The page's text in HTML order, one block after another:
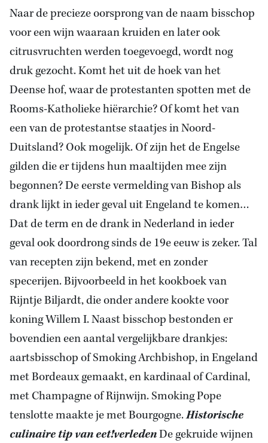
Naar de precieze oorsprong van de naam bisschop
voor een wijn waaraan kruiden en later ook
citrusvruchten werden toegevoegd, wordt nog
druk gezocht. Komt het uit de hoek van het
Deense hof, waar de protestanten spotten met de
Rooms-Katholieke hiërarchie? Of komt het van
een van de protestantse staatjes in Noord-
Duitsland? Ook mogelijk. Of zijn het de Engelse
gilden die er tijdens hun maaltijden mee zijn
begonnen? De eerste vermelding van Bishop als
drank lijkt in ieder geval uit Engeland te komen…
Dat de term en de drank in Nederland in ieder
geval ook doordrong sinds de 19e eeuw is zeker. Tal
van recepten zijn bekend, met en zonder
specerijen. Bijvoorbeeld in het kookboek van
Rijntje Biljardt, die onder andere kookte voor
koning Willem I. Naast bisschop bestonden er
bovendien een aantal vergelijkbare drankjes:
aartsbisschop of Smoking Archbishop, in Engeland
met Bordeaux gemaakt, en kardinaal of Cardinal,
met Champagne of Rijnwijn. Smoking Pope
tenslotte maakte je met Bourgogne.Historische
culinaire tip van eet!verledenDe gekruide wijnen